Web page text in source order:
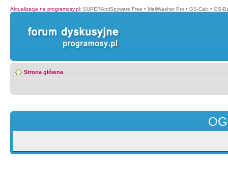
Aktualizacje na programosy.pl: SUPERAntiSpyware Free • MailWasher Pro • GS-Calc • GS-
Strona główna